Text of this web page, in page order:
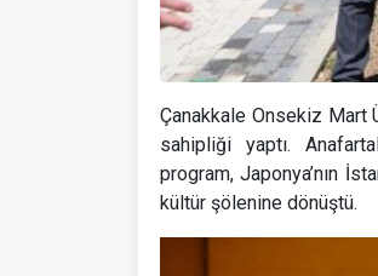
Çanakkale Onsekiz Mart
sahipliği yaptı.
program, Japonya’nın
kültür şölenine dönüştü.